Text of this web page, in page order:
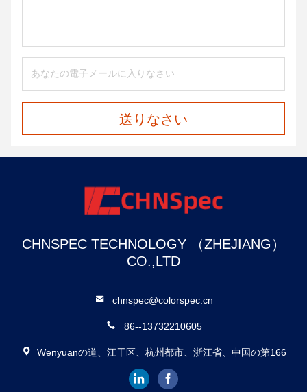
送りなさい
CHNSPEC TECHNOLOGY （ZHEJIANG）
CO.,LTD
chnspec@colorspec.cn
86--13732210605
Wenyuanの道、江干区、杭州都市、浙江省、中国の第166